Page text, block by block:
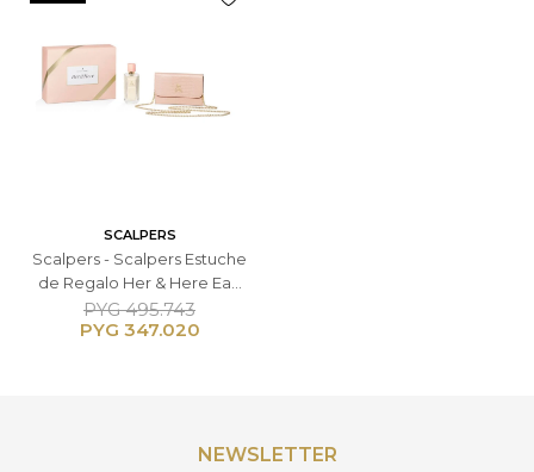
SCALPERS
Scalpers - Scalpers Estuche
de Regalo Her & Here Eau
de Parfum 100ml + Bolso -
Femenino
PYG 347.020
PYG 495.743
NEWSLETTER